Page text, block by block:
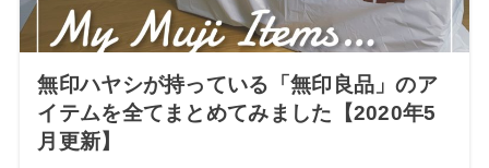
無印ハヤシが持っている「無印良品」のア
イテムを全てまとめてみました【2020年5
月更新】